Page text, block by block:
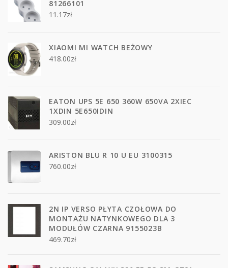
81266101
11.17zł
XIAOMI MI WATCH BEŻOWY
418.00zł
EATON UPS 5E 650 360W 650VA 2XIEC
1XDIN 5E650IDIN
309.00zł
ARISTON BLU R 10 U EU 3100315
760.00zł
2N IP VERSO PŁYTA CZOŁOWA DO
MONTAŻU NATYNKOWEGO DLA 3
MODUŁÓW CZARNA 9155023B
469.70zł